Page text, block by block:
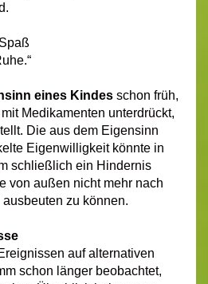
eines Kindes schon früh,
Medikamenten unterdrückt,
Die aus dem Eigensinn
Eigenwilligkeit könnte in
schließlich ein Hindernis
von außen nicht mehr nach
zu können.
auf alternativen
schon länger beobachtet,